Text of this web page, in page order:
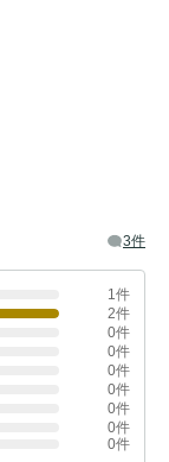
3件
1件
2件
0件
0件
0件
0件
0件
0件
0件